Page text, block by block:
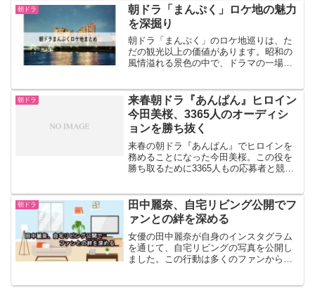
朝ドラ
朝ドラ「まんぷく」ロケ地の魅力
を深掘り
朝ドラ「まんぷく」のロケ地巡りは、た
だの観光以上の価値があります。昭和の
風情溢れる景色の中で、ドラマの一場面
う。淡路島の「吹上浜」淡路島の「吹上
浜」は、オープニング映像で...
朝ドラ
来春朝ドラ『あんぱん』ヒロイン
今田美桜、3365人のオーディシ
ョンを勝ち抜く
来春の朝ドラ『あんぱん』でヒロインを
務めることになった今田美桜。この役を
勝ち取るために3365人もの応募者と競い
クター朝田のぶは、高知で愛情たっぷり
に育ち、県大会で優勝...
朝ドラ
田中麗奈、自宅リビング公開でフ
ァンとの絆を深める
女優の田中麗奈が自身のインスタグラム
を通じて、自宅リビングの写真を公開し
ました。この行動は多くのファンから喜